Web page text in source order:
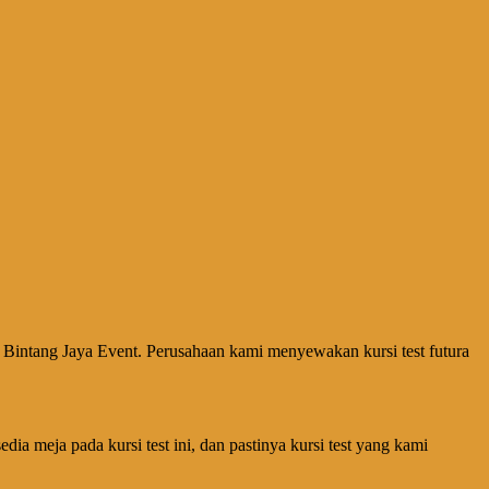
Jaya Event. Perusahaan kami menyewakan kursi test futura
meja pada kursi test ini, dan pastinya kursi test yang kami